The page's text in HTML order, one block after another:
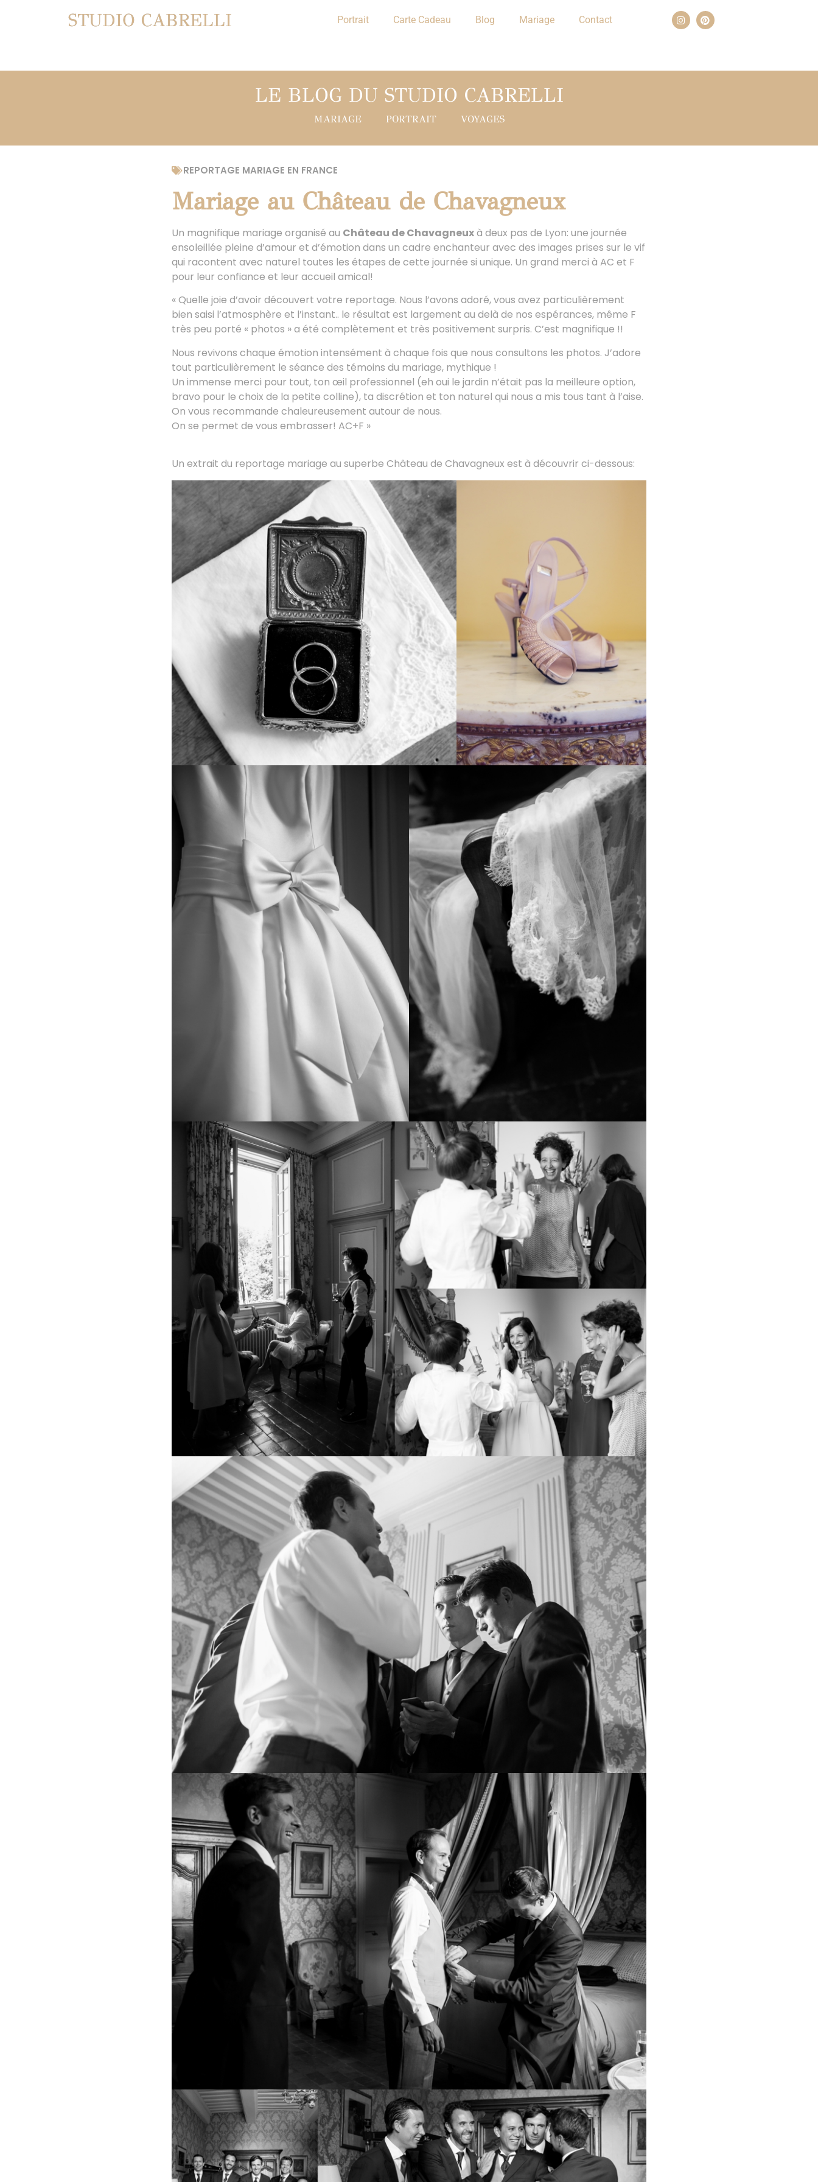
STUDIO CABRELLI Portrait Carte Cadeau Blog Mariage Contact
LE BLOG DU STUDIO CABRELLI
MARIAGE PORTRAIT VOYAGES
REPORTAGE MARIAGE EN FRANCE
Mariage au Château de Chavagneux
Un magnifique mariage organisé au Château de Chavagneuxà deux pas de Lyon: une journée
ensoleillée pleine d’amour et d’émotion dans un cadre enchanteur avec des images prises sur le vif
qui racontent avec naturel toutes les étapes de cette journée si unique. Un grand merci à AC et F
pour leur confiance et leur accueil amical!
« Quelle joie d’avoir découvert votre reportage. Nous l’avons adoré, vous avez particulièrement
bien saisi l’atmosphère et l’instant.. le résultat est largement au delà de nos espérances, même F
très peu porté « photos » a été complètement et très positivement surpris. C’est magnifique !!
Nous revivons chaque émotion intensément à chaque fois que nous consultons les photos. J’adore
tout particulièrement le séance des témoins du mariage, mythique !
Un immense merci pour tout, ton œil professionnel (eh oui le jardin n’était pas la meilleure option,
bravo pour le choix de la petite colline), ta discrétion et ton naturel qui nous a mis tous tant à l’aise.
On vous recommande chaleureusement autour de nous.
On se permet de vous embrasser! AC+F »
Un extrait du reportage mariage au superbe Château de Chavagneux est à découvrir ci-dessous: